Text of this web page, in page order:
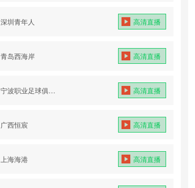
深圳青年人 高清直播
青岛西海岸 高清直播
宁波职业足球俱乐
部
高清直播
广西恒宸 高清直播
上海海港 高清直播